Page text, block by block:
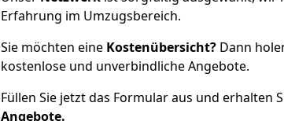
Erfahrung im Umzugsbereich.
Sie möchten eine Kostenübersicht? Dann
kostenlose und unverbindliche Angebote.
Füllen Sie jetzt das Formular aus und erhalten
Angebote.